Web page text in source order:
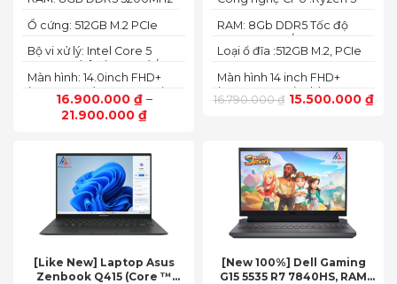
FHD+
16.900.000 ₫–
21.900.000 ₫
Màn hình: 14.0inch FHD+
(1920 x 1200) 60Hz,250 nits
Bộ vi xử lý: Intel Core 5
120U, 10 nhân (2P + 8E) / 12
luồng
Ổ cứng: 512GB M.2 PCIe
Radeon,14 FHD+ Touch)
16.790.000₫ 15.500.000 ₫
Màn hình 14 inch FHD+
(1920 x 1200 pixels)
Loại ổ đĩa :512GB M.2, PCIe
RAM: 8Gb DDR5 Tốc độ
BUS :5200MT/s
[Like New] Laptop Asus
Zenbook Q415 (Core ™
[New 100%] Dell Gaming
G15 5535 R7 7840HS, RAM